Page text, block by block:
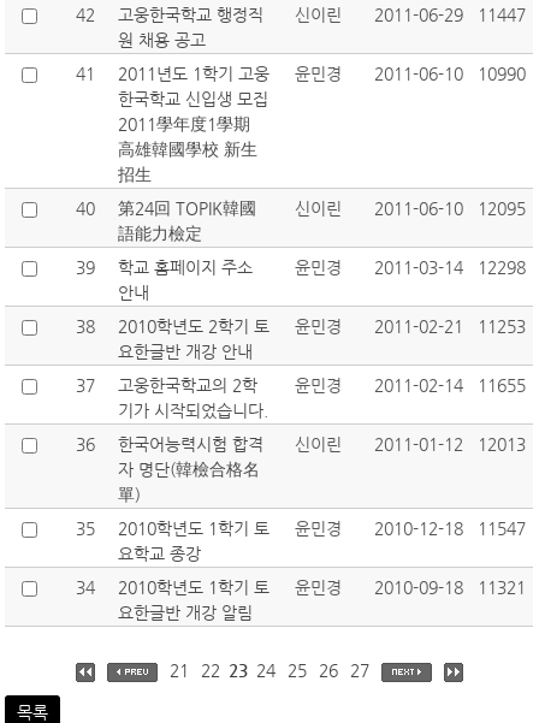
42
고웅한국학교 행정직
원 채용 공고
신이린 2011-06-29 11447
41
2011년도 1학기 고웅
한국학교 신입생 모집
2011學年度1學期
高雄韓國學校 新生
招生
윤민경 2011-06-10 10990
40
第24回 TOPIK韓國
語能力檢定
신이린 2011-06-10 12095
39
학교 홈페이지 주소
안내
윤민경 2011-03-14 12298
38
2010학년도 2학기 토
요한글반 개강 안내
윤민경 2011-02-21 11253
37
고웅한국학교의 2학
기가 시작되었습니다.
윤민경 2011-02-14 11655
36
한국어능력시험 합격
자 명단(韓檢合格名
單)
신이린 2011-01-12 12013
35
2010학년도 1학기 토
요학교 종강
윤민경 2010-12-18 11547
34
2010학년도 1학기 토
요한글반 개강 알림
윤민경 2010-09-18 11321
21 22 23 24 25 26 27
목록